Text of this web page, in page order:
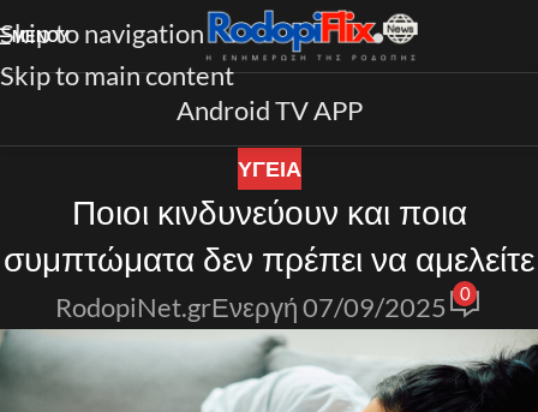
Skip to navigation
Skip to main content
ΜΕΝΟΎ
Android TV APP
ΥΓΕΙΑ
Ποιοι κινδυνεύουν και ποια
συμπτώματα δεν πρέπει να αμελείτε
RodopiNet.grΕνεργή 07/09/2025 0